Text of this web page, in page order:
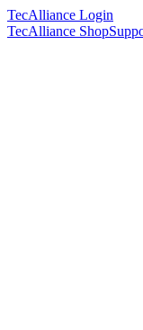
TecAlliance Login
TecAlliance Shop